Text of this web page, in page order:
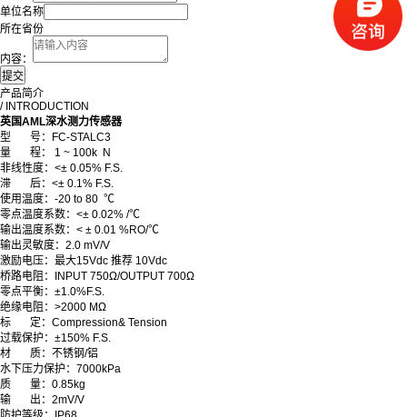
单位名称
所在省份
内容：
产品简介
/ INTRODUCTION
英国AML深水测力传感器
型
号：FC-STALC3
量 程： 1 ~ 100k N
非线性度：<± 0.05% F.S.
滞
后：<± 0.1% F.S.
使用温度： -20 to 80 ℃
零点温度系数： <± 0.02% /℃
输出温度系数： < ± 0.01 %RO/℃
输出灵敏度： 2.0 mV/V
激励电压：最大15Vdc 推荐 10Vdc
桥路电阻：INPUT 750Ω/OUTPUT 700Ω
零点平衡：±1.0%F.S.
绝缘电阻 ： >2000 MΩ
标
定：Compression& Tension
过载保护：±150% F.S.
材
质：不锈钢/铝
水下压力保护：7000kPa
质
量： 0.85kg
输
出 ： 2mV/V